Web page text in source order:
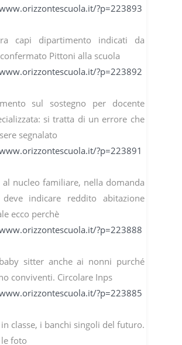
?p=223893
capi dipartimento indicati da
Pittoni alla scuola
?p=223892
sul sostegno per docente
si tratta di un errore che
segnalato
?p=223891
al nucleo familiare, nella domanda
indicare reddito abitazione
ecco perchè
?p=223888
sitter anche ai nonni purché
conviventi. Circolare Inps
?p=223885
classe, i banchi singoli del futuro.
foto